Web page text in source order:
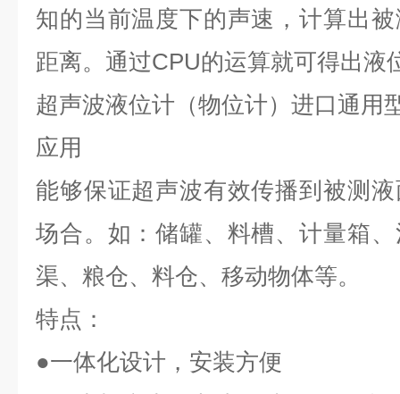
知的当前温度下的声速，计算出
距离。通过CPU的运算就可得出液
超声波液位计（物位计）进口通用
应用
能够保证超声波有效传播到被测
场合。如：储罐、料槽、计量箱
渠、粮仓、料仓、移动物体等。
特点 ：
●一体化设计，安装方便